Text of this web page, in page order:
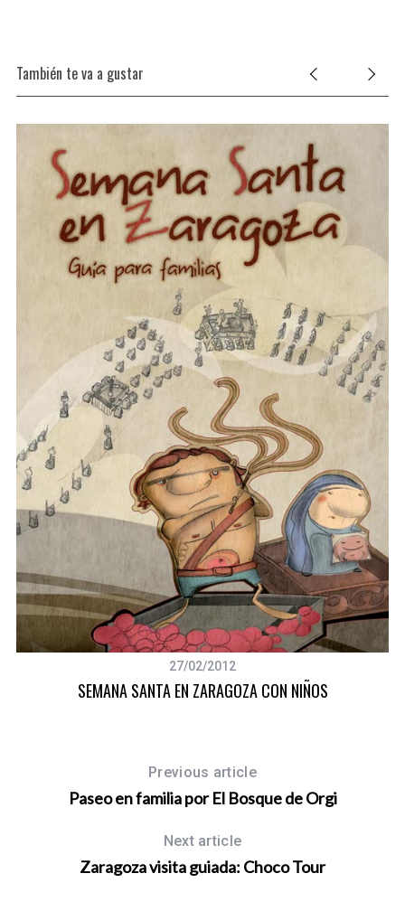
También te va a gustar
27/02/2012
SEMANA SANTA EN ZARAGOZA CON NIÑOS
Previous article
Paseo en familia por El Bosque de Orgi
Next article
Zaragoza visita guiada: Choco Tour